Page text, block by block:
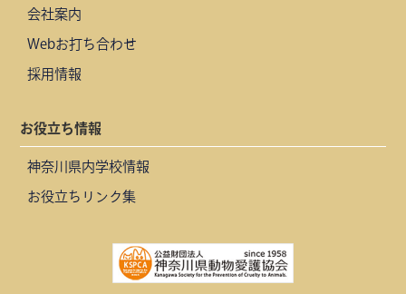
会社案内
Webお打ち合わせ
採用情報
お役立ち情報
神奈川県内学校情報
お役立ちリンク集